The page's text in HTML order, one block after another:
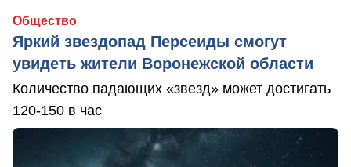
Общество
Яркий звездопад Персеиды смогут
увидеть жители Воронежской области
Количество падающих «звезд» может достигать
120-150 в час